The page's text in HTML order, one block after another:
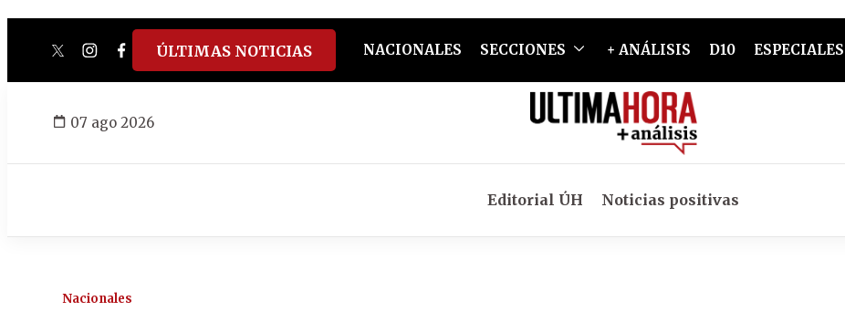
twitterinstagram
facebook
tiktokyoutube
spotify
ÚLTIMAS NOTICIAS NACIONALES SECCIONES + ANÁLISIS D10 ESPECIALES
07 ago 2026
Editorial ÚH Noticias positivas
Nacionales